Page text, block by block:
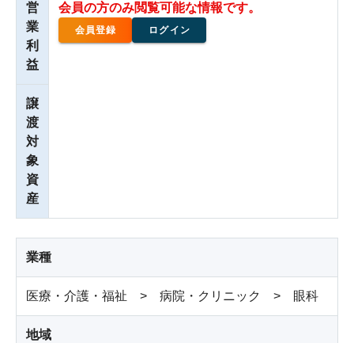
営
業
利
益
会員の方のみ閲覧可能な情報です。
会員登録 ログイン
譲
渡
対
象
資
産
業種
医療・介護・福祉 > 病院・クリニック > 眼科
地域